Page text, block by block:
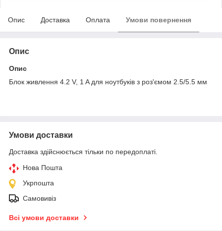
Опис Доставка Оплата Умови повернення
Опис
Опис
Блок живлення 4.2 V, 1 A для ноутбуків з роз'ємом 2.5/5.5 мм
Умови доставки
Доставка здійснюється тільки по передоплаті.
Нова Пошта
Укрпошта
Самовивіз
Всі умови доставки